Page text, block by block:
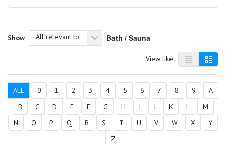
Show All relevant to Bath / Sauna
View like:
ALL 0 1 2 3 4 5 6 7 8 9
A
B
C D E F G H I J K L
M
N
O P Q R S T U V W X
Y
Z